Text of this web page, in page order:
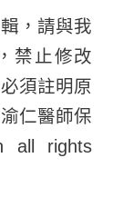
，請與我
，禁止修改
須註明原
仁醫師保
all rights